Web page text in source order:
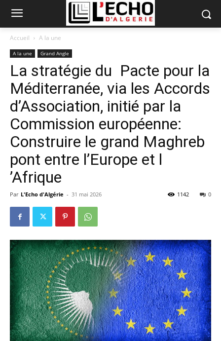
Accueil A la une
A la une Grand Angle
La stratégie du Pacte pour la
Méditerranée, via les Accords
d’Association, initié par la
Commission européenne:
Construire le grand Maghreb
pont entre l’Europe et l
’Afrique
Par L'Echo d'Algérie - 31 mai 2026 0
1142